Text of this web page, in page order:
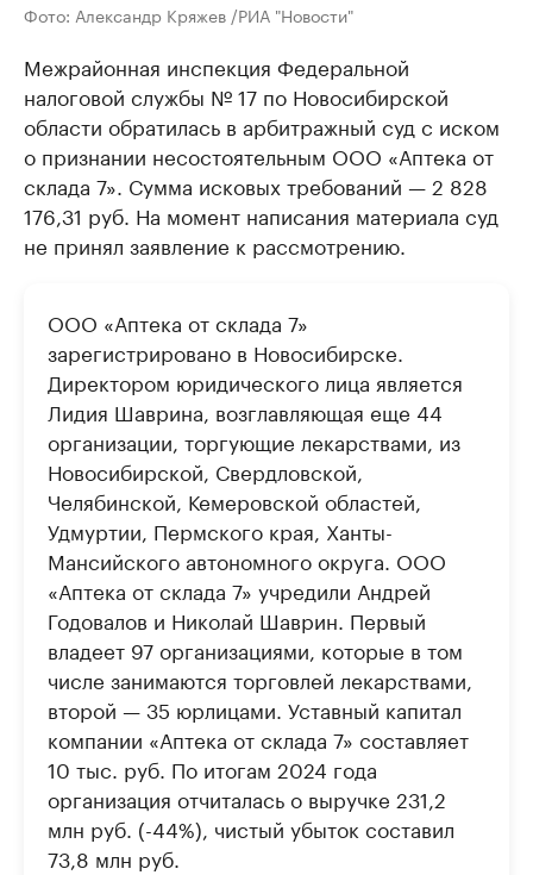
Фото: Александр Кряжев /РИА "Новости"
Межрайонная инспекция Федеральной
налоговой службы № 17 по Новосибирской
области обратилась в арбитражный суд с иском
о признании несостоятельным ООО «Аптека от
склада 7». Сумма исковых требований — 2 828
176,31 руб. На момент написания материала суд
не принял заявление к рассмотрению.
ООО «Аптека от склада 7»
зарегистрировано в Новосибирске.
Директором юридического лица является
Лидия Шаврина, возглавляющая еще 44
организации, торгующие лекарствами, из
Новосибирской, Свердловской,
Челябинской, Кемеровской областей,
Удмуртии, Пермского края, Ханты-
Мансийского автономного округа. ООО
«Аптека от склада 7» учредили Андрей
Годовалов и Николай Шаврин. Первый
владеет 97 организациями, которые в том
числе занимаются торговлей лекарствами,
второй — 35 юрлицами. Уставный капитал
компании «Аптека от склада 7» составляет
10 тыс. руб. По итогам 2024 года
организация отчиталась о выручке 231,2
млн руб. (-44%), чистый убыток составил
73,8 млн руб.